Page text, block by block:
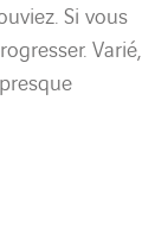
Si vous
Varié,